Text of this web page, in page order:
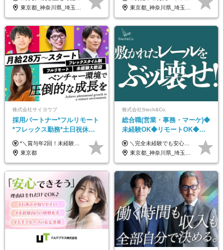
◆フレックス制
東京都_神奈川県_埼玉県_千葉県_大阪府_愛知県_北海道_青森県_岩手県_宮城県_秋田県_山形県_福島県_茨城県_栃木県_群馬県_新潟県_山梨県_長野県_富山県_石川県_福井県_静岡県_岐阜県_三重県_兵庫県_京都府_滋賀県_奈良県_和歌山県_広島県_岡山県_鳥取県_島根県_山口県_徳島県_香川県_愛媛県_高知県_福岡県_熊本県_佐賀県_長崎県_大分県_宮崎県_鹿児島県_沖縄県
３２万円～／年休１３０日以
上／
東京都_神奈川県_埼玉県_千葉県_大阪府_愛知県_北海道_青森県_岩手県_宮城県_秋田県_山形県_福島県_茨城県_栃木県_群馬県_静岡県_岐阜県_三重県_兵庫県_京都府_滋賀県_奈良県_和歌山県_広島県_岡山県_鳥取県_島根県_山口県_福岡県_熊本県_佐賀県_長崎県_大分県_宮崎県_鹿児島県
株式会社サイヨウブ
採用パートナー*フルリモート
*フレックス勤務*土日祝休み*
月給28万円～*産育休取得実績
あり*年間休日120日
*＼賞与年2回！未経験から月給28万円スタート／* ★昇給年12回あり！随時昇給のチャンス ◆月給28万～40万円＋賞与年2回＋各種インセンティブ ※経験・スキルを考慮の上、決定します ※試用期間6ヶ月間あり（期間中は月給26万円～になります。その他待遇等に差異はありません） ※月給には月35時間分の固定残業代含む（月5万4800円/超過分別途支給） ※ほとんどのメンバーが残業ゼロです！フレックスタイム制のため、自分の生活に合わせて調整できます。 ＼希望性で土曜日出勤あり／ お客様より「土曜日に応募者の対応をしてほしい」という ご要望を受けた際に、応募者対応⇒求職者との メッセージのやり取りなど、対応が発生する場合があります。 ※土曜日に出勤いただく場合は ・2時間稼働：4500円 ・4時間稼働：9000円 の給与が発生。勤務時間が4時間超えることは原則ありません。 短期間で高い給与をGETできるチャンスです♪
東京都
株式会社Stech&Co.
総合職(営業・事務・マーケ)◆
未経験OK◆リモートOK◆学
歴不問◆20代活躍中！
＼完全未経験でも安心して年収UP可能です！／ -------------- 【1】営業 月給25万円～80万円＋賞与 【2】事務 月給21万円～50万円＋賞与 【3】マーケ 月給25万円～80万円＋賞与 ※試用期間3ヶ月間の待遇に変動はありません。 ※みなし残業代(月20時間分29,725円～)を含む。（※超過分は追加支給）
東京都_神奈川県_埼玉県_千葉県_大阪府_愛知県_北海道_青森県_岩手県_宮城県_秋田県_山形県_福島県_茨城県_栃木県_群馬県_新潟県_山梨県_長野県_富山県_石川県_福井県_静岡県_岐阜県_三重県_兵庫県_京都府_滋賀県_奈良県_和歌山県_広島県_岡山県_鳥取県_島根県_山口県_徳島県_香川県_愛媛県_高知県_福岡県_熊本県_佐賀県_長崎県_大分県_宮崎県_鹿児島県_沖縄県